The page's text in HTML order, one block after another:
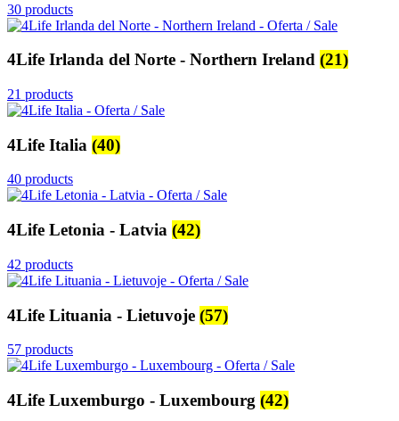
30 products
4Life Irlanda del Norte - Northern Ireland (21)
21 products
4Life Italia (40)
40 products
4Life Letonia - Latvia (42)
42 products
4Life Lituania - Lietuvoje (57)
57 products
4Life Luxemburgo - Luxembourg (42)